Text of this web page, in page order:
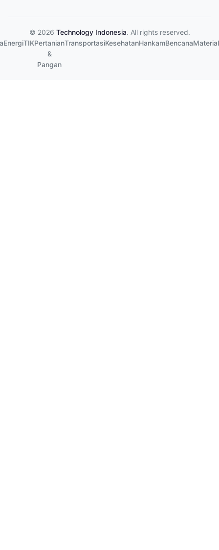
© 2026 Technology Indonesia. All rights reserved.
EnergiTIKPertanian
&
Pangan
TransportasiKesehatanHankamBencanaMaterial